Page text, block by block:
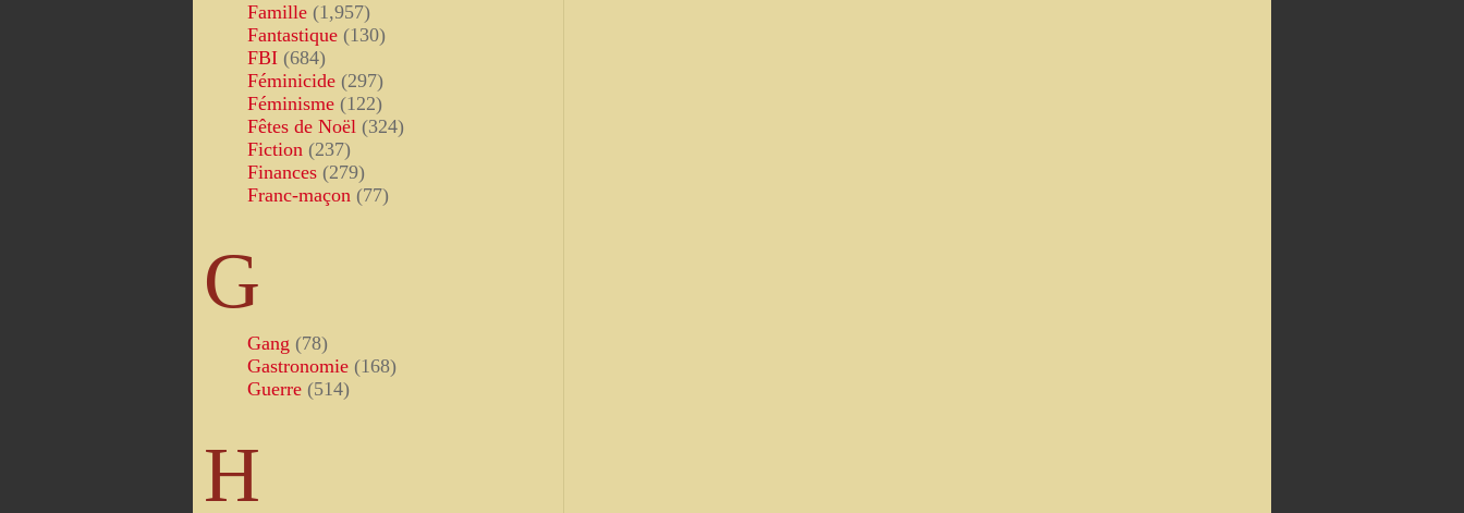
Famille (1,957)
Fantastique (130)
FBI (684)
Féminicide (297)
Féminisme (122)
Fêtes de Noël (324)
Fiction (237)
Finances (279)
Franc-maçon (77)
G
Gang (78)
Gastronomie (168)
Guerre (514)
H